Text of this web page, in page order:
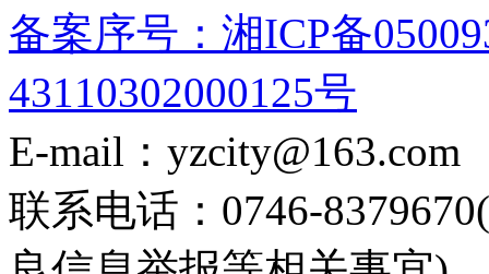
备案序号：湘ICP备
43110302000125号
E-mail：yzcity@163.com
联系电话：0746-